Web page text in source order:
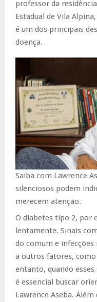
professor da
Estadual de Vila
é um dos principais
doença.
Saiba com Lawrence
silenciosos podem
merecem atenção.
O diabetes tipo 2, por
lentamente. Sinais
do comum e
a outros fatores,
entanto, quando
é essencial buscar
Lawrence Aseba.